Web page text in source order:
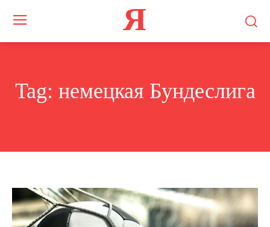
Я
Tag: немецкая Бундеслига